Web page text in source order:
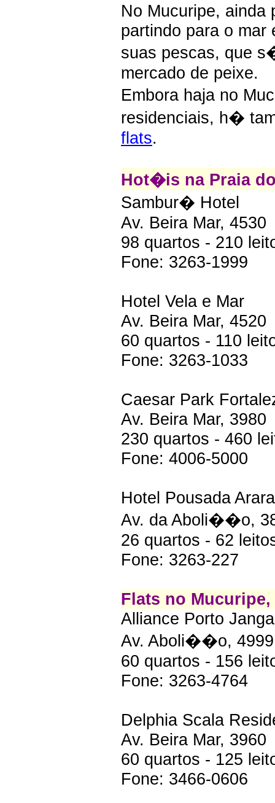
No Mucuripe, ainda
partindo para o mar
suas pescas, que
mercado de peixe.
Embora haja no
residenciais, h�
flats.
Hot�is na Praia
Sambur� Hotel
Av. Beira Mar, 4530
98 quartos - 210
Fone: 3263-1999
Hotel Vela e Mar
Av. Beira Mar, 4520
60 quartos - 110
Fone: 3263-1033
Caesar Park
Av. Beira Mar, 3980
230 quartos - 460
Fone: 4006-5000
Hotel Pousada
Av. da Aboli��o,
26 quartos - 62
Fone: 3263-227
Flats no Mucuripe,
Alliance Porto
Av. Aboli��o, 4999
60 quartos - 156
Fone: 3263-4764
Delphia Scala
Av. Beira Mar, 3960
60 quartos - 125
Fone: 3466-0606